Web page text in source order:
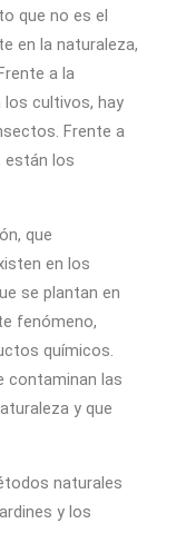
que no es el
en la naturaleza,
a la
los cultivos, hay
Frente a
están los
que
en los
se plantan en
fenómeno,
químicos.
contaminan las
y que
naturales
y los